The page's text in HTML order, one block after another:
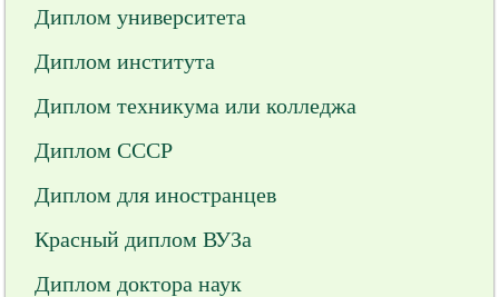
Диплом университета
Диплом института
Диплом техникума или колледжа
Диплом СССР
Диплом для иностранцев
Красный диплом ВУЗа
Диплом доктора наук